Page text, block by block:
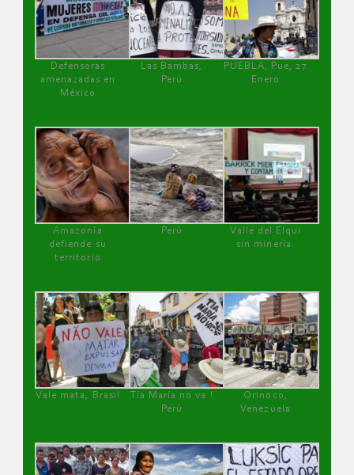
Defensoras
amenazadas en
México
Las Bambas,
Perú
PUEBLA, Pue, 27
Enero
Amazonía
defiende su
territorio
Perú
Valle del Elqui
sin minería.
Vale mata, Brasil
Tía María no va !
Perú
Orinoco,
Venezuela